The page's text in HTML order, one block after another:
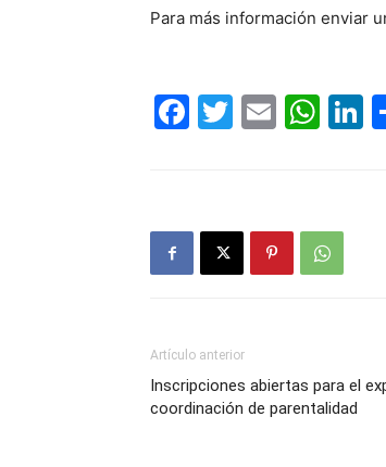
Para más información enviar
Facebook
Twitter
Email
Artículo anterior
Inscripciones abiertas para el
coordinación de parentalidad